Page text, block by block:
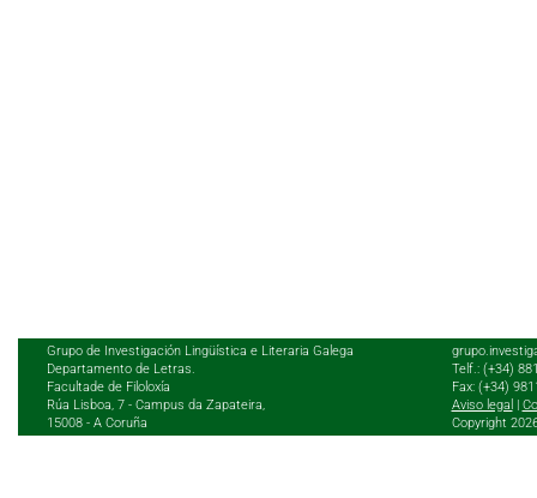
Grupo de Investigación Lingüística e Literaria Galega
Departamento de Letras.
Facultade de Filoloxía
Rúa Lisboa, 7 - Campus da Zapateira,
15008 - A Coruña
Telf.: (+34)
Fax: (+34)
Aviso legal
Copyright